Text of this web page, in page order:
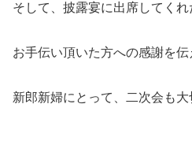
そして、披露宴に出席してくれ
お手伝い頂いた方への感謝を伝
新郎新婦にとって、二次会も大